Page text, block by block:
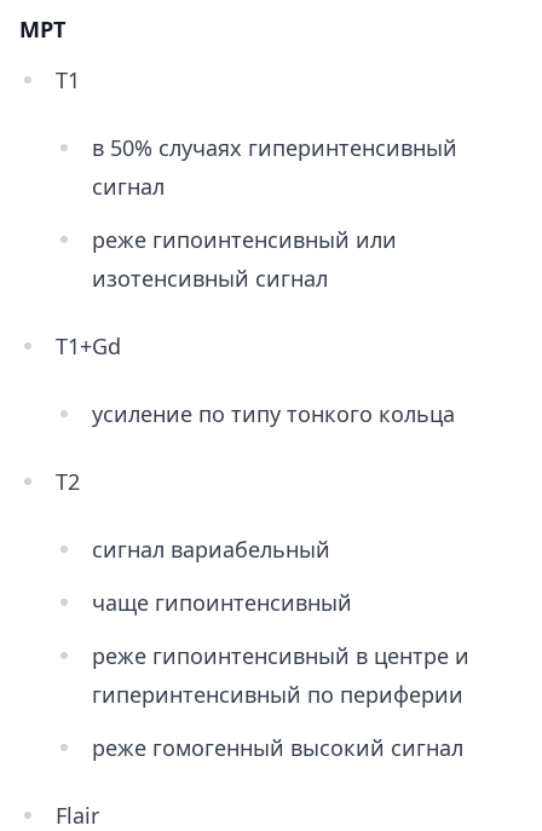
МРТ
Т1
в 50% случаях гиперинтенсивный
сигнал
реже гипоинтенсивный или
изотенсивный сигнал
Т1+Gd
усиление по типу тонкого кольца
Т2
сигнал вариабельный
чаще гипоинтенсивный
реже гипоинтенсивный в центре и
гиперинтенсивный по периферии
реже гомогенный высокий сигнал
Flair